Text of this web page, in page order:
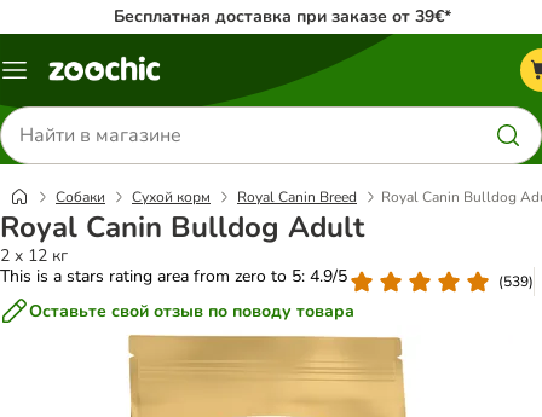
Бесплатная доставка при заказе от 39€*
Каталог
Поиск
товаров
Собаки Сухой корм Royal Canin Breed Royal Canin Bulldog
Royal Canin Bulldog Adult
2 x 12 кг
This is a stars rating area from zero to 5: 4.9/5
(539)
Оставьте свой отзыв по поводу товара